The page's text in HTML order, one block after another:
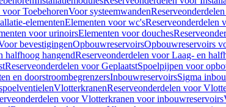
ToebehorenVoor systeemwanden
elementenElementen voor wc'sReserveonderdelen
voor urinoirsElementen voor douches
bevestigingenOpbouwreservoirsOpbouwreservoirs
halfhoog hangendReserveonderdelen voor Laag- en
Reserveonderdelen voor GeplaatstSpoelpijpen voor
en doorstroombegrenzersInbouwreservoirsSigma
VlotterkranenReserveonderdelen voor
voor Vlotterkranen voor inbouwreservoirs